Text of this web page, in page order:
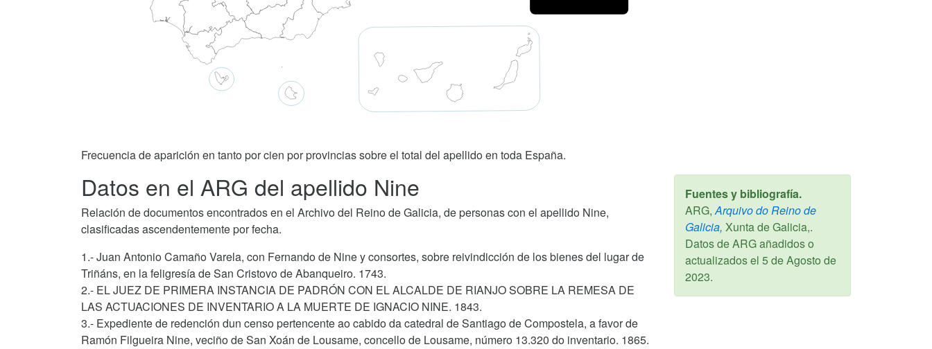
Frecuencia de aparición en tanto por cien por provincias sobre el total del apellido en toda España.
Datos en el ARG del apellido Nine
Relación de documentos encontrados en el Archivo del Reino de Galicia, de personas con el apellido Nine,
clasificadas ascendentemente por fecha.
1.- Juan Antonio Camaño Varela, con Fernando de Nine y consortes, sobre reivindicción de los bienes del lugar de
Triñáns, en la feligresía de San Cristovo de Abanqueiro. 1743.
2.- EL JUEZ DE PRIMERA INSTANCIA DE PADRÓN CON EL ALCALDE DE RIANJO SOBRE LA REMESA DE
LAS ACTUACIONES DE INVENTARIO A LA MUERTE DE IGNACIO NINE. 1843.
3.- Expediente de redención dun censo pertencente ao cabido da catedral de Santiago de Compostela, a favor de
Ramón Filgueira Nine, veciño de San Xoán de Lousame, concello de Lousame, número 13.320 do inventario. 1865.
Fuentes y bibliografía.
ARG,Arquivo do Reino de
Galicia, Xunta de Galicia,.
Datos de ARG añadidos o
actualizados el 5 de Agosto de
2023.